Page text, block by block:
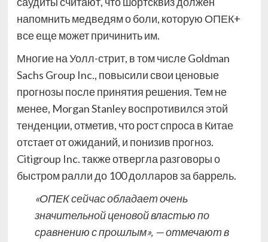
напомнить медведям о боли, которую ОПЕК+
все еще может причинить им.
Многие на Уолл-стрит, в том числе Goldman
Sachs Group Inc., повысили свои ценовые
прогнозы после принятия решения. Тем не
менее, Morgan Stanley воспротивился этой
тенденции, отметив, что рост спроса в Китае
отстает от ожиданий, и понизив прогноз.
Citigroup Inc. также отвергла разговоры о
быстром ралли до 100 долларов за баррель.
«ОПЕК сейчас обладает очень
значительной ценовой властью по
сравнению с прошлым», — отмечают в